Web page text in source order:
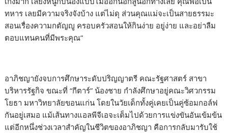
ทหาร เลยมีความจริงจังบ้าง แต่ไม่ดุ ส่วนคุณแม่จะเป็นสายธรรมะ
สอนเรื่องความกตัญญู ครอบครัวสอนให้กินง่าย อยู่ง่าย และอย่าลืม
ตอบแทนคนที่มีพระคุณ”
อาภิชญายังจบการศึกษาระดับปริญญาตรี คณะรัฐศาสตร์ สาขา
บริหารรัฐกิจ ขณะที่ “กีตาร์” น้องชาย กำลังศึกษาอยู่คณะวิศวกรรม
โยธา มหาวิทยาลัยขอนแก่น โดยในวัยเด็กทั้งคู่เคยเป็นคู่ซ้อมกอล์ฟ
กันอยู่เสมอ แม้เส้นทางแอลพีจีเอจะเต็มไปด้วยการแข่งขันอันเข้มข้น
แต่อีกหนึ่งช่วงเวลาสำคัญในชีวิตของอาภิชญา คือการกลับมารับใช้